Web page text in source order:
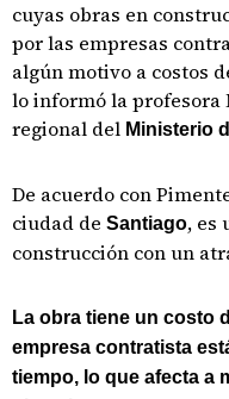
cuyas obras en
por las empresas
algún motivo a costos
lo informó la
regional del Ministerio
De acuerdo con
ciudad de Santiago, es
construcción con un
La obra tiene un costo
empresa contratista
tiempo, lo que afecta a